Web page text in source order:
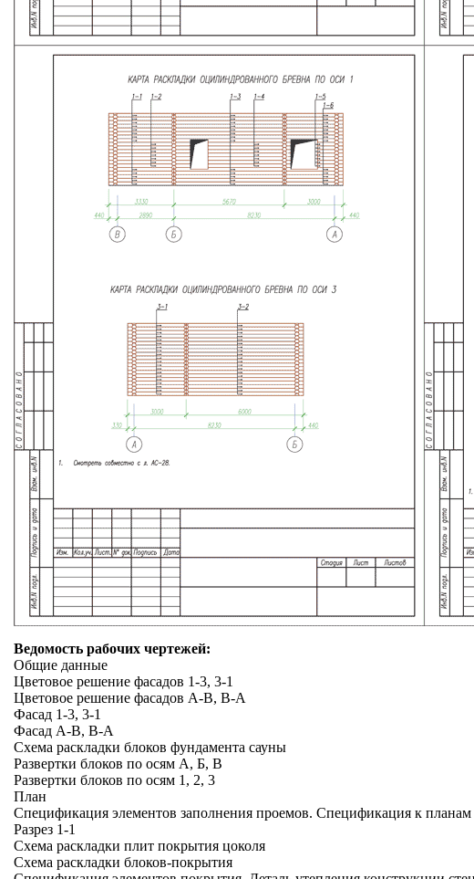
Ведомость рабочих чертежей:
Общие данные
Цветовое решение фасадов 1-3, 3-1
Цветовое решение фасадов А-В, В-А
Фасад 1-3, 3-1
Фасад А-В, В-А
Схема раскладки блоков фундамента сауны
Развертки блоков по осям А, Б, В
Развертки блоков по осям 1, 2, 3
План
Спецификация элементов заполнения проемов. Спецификация к планам
Разрез 1-1
Схема раскладки плит покрытия цоколя
Схема раскладки блоков-покрытия